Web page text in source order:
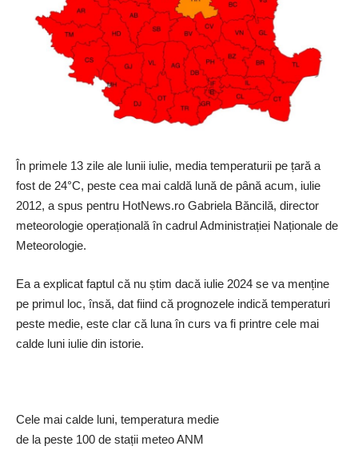
În primele 13 zile ale lunii iulie, media temperaturii pe țară a
fost de 24°C, peste cea mai caldă lună de până acum, iulie
2012, a spus pentru HotNews.ro Gabriela Băncilă, director
meteorologie operațională în cadrul Administrației Naționale de
Meteorologie.
Ea a explicat faptul că nu știm dacă iulie 2024 se va menține
pe primul loc, însă, dat fiind că prognozele indică temperaturi
peste medie, este clar că luna în curs va fi printre cele mai
calde luni iulie din istorie.
Cele mai calde luni, temperatura medie
de la peste 100 de stații meteo ANM